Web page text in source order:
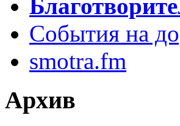
События на
smotra.fm
Архив